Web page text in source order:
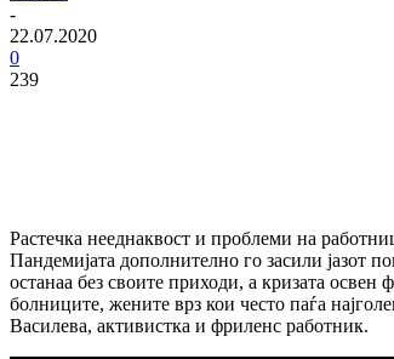
-
22.07.2020
0
239
Растечка нееднаквост и проблеми на
Пандемијата дополнително го засили јазот
останаа без своите приходи, а кризата
болниците, жените врз кои често паѓа
Василева, активистка и фриленс работник.